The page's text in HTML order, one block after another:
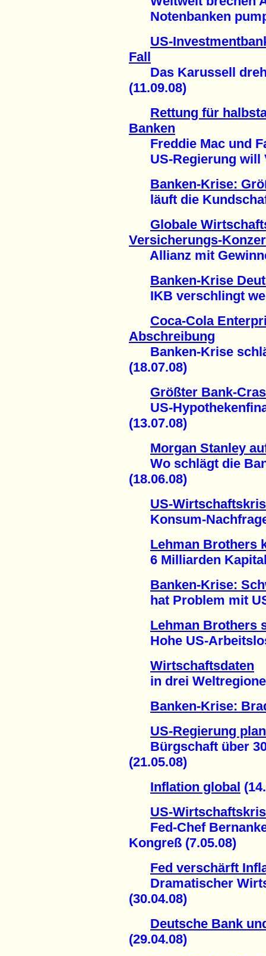
Notenbanken
US-
Fall
Das Karussell
(11.09.08)
Rettung für
Banken
Freddie Mac und
US-Regierung will
Banken-Krise:
läuft die
Globale
Versicherungs-
Allianz mit
Banken-Krise
IKB verschlingt
Coca-Cola
Abschreibung
Banken-Krise
(18.07.08)
Größter Bank-
US-
(13.07.08)
Morgan Stanley
Wo schlägt die
(18.06.08)
US-
Konsum-Nachfrage
Lehman Brothers
6 Milliarden
Banken-Krise:
hat Problem mit
Lehman Brothers
Hohe US-
Wirtschaftsdaten
in drei
Banken-Krise:
US-Regierung
Bürgschaft über
(21.05.08)
Inflation global
US-
Fed-Chef
Kongreß (7.05.08)
Fed verschärft
Dramatischer
(30.04.08)
Deutsche Bank
(29.04.08)